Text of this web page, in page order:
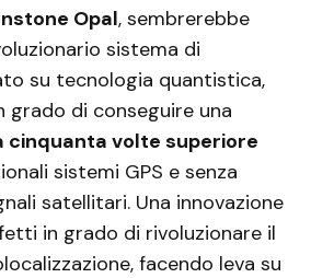
Opal, sembrerebbe
sistema di
su tecnologia quantistica,
grado di conseguire una
cinquanta volte superiore
sistemi GPS e senza
satellitari. Una innovazione
in grado di rivoluzionare il
facendo leva su